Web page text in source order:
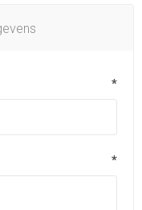
*
*